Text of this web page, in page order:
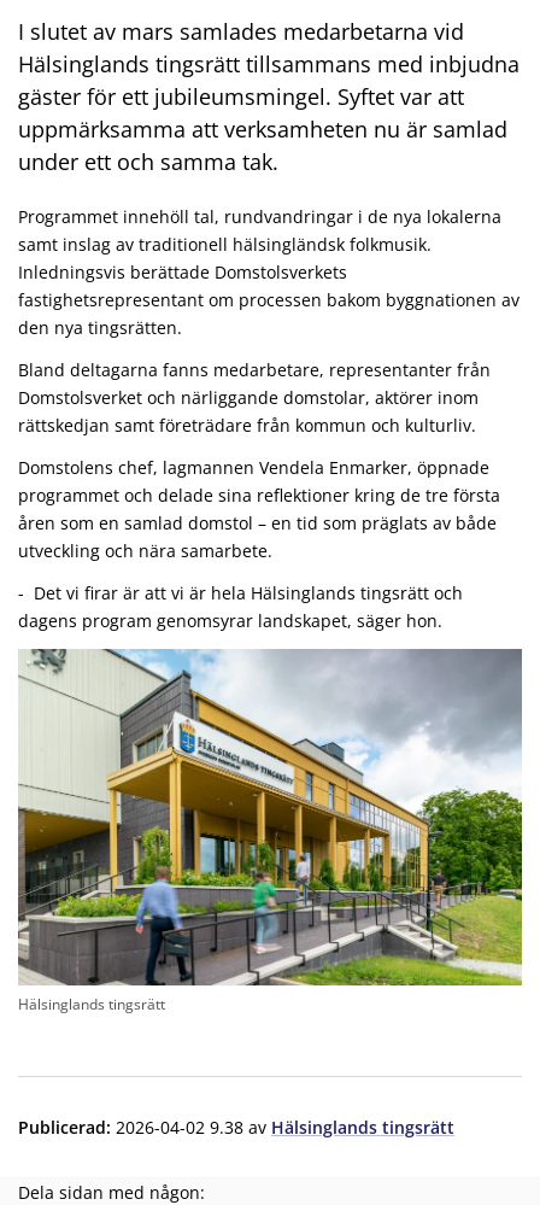
I slutet av mars samlades medarbetarna vid
Hälsinglands tingsrätt tillsammans med inbjudna
gäster för ett jubileumsmingel. Syftet var att
uppmärksamma att verksamheten nu är samlad
under ett och samma tak.
Programmet innehöll tal, rundvandringar i de nya lokalerna
samt inslag av traditionell hälsingländsk folkmusik.
Inledningsvis berättade Domstolsverkets
fastighetsrepresentant om processen bakom byggnationen av
den nya tingsrätten.
Bland deltagarna fanns medarbetare, representanter från
Domstolsverket och närliggande domstolar, aktörer inom
rättskedjan samt företrädare från kommun och kulturliv.
Domstolens chef, lagmannen Vendela Enmarker, öppnade
programmet och delade sina reflektioner kring de tre första
åren som en samlad domstol – en tid som präglats av både
utveckling och nära samarbete.
- Det vi firar är att vi är hela Hälsinglands tingsrätt och
dagens program genomsyrar landskapet, säger hon.
Hälsinglands tingsrätt
Publicerad: 2026-04-02 9.38 av Hälsinglands tingsrätt
Dela sidan med någon: